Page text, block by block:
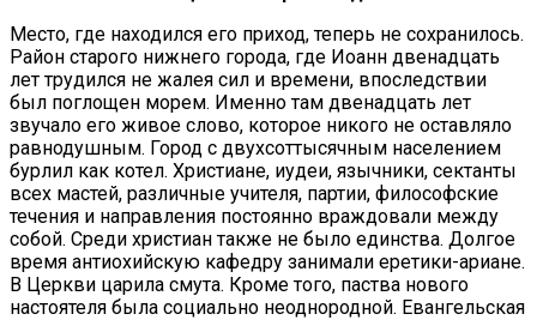
Место, где находился его приход, теперь не сохранилось.
Район старого нижнего города, где Иоанн двенадцать
лет трудился не жалея сил и времени, впоследствии
был поглощен морем. Именно там двенадцать лет
звучало его живое слово, которое никого не оставляло
равнодушным. Город с двухсоттысячным населением
бурлил как котел. Христиане, иудеи, язычники, сектанты
всех мастей, различные учителя, партии, философские
течения и направления постоянно враждовали между
собой. Среди христиан также не было единства. Долгое
время антиохийскую кафедру занимали еретики-ариане.
В Церкви царила смута. Кроме того, паства нового
настоятеля была социально неоднородной. Евангельская